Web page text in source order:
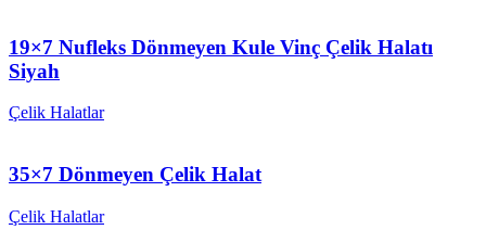
19×7 Nufleks Dönmeyen Kule Vinç Çelik Halatı
Siyah
Çelik Halatlar
35×7 Dönmeyen Çelik Halat
Çelik Halatlar